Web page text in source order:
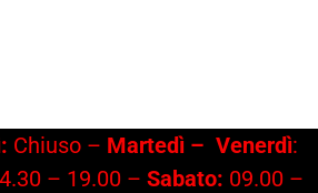
Chiuso – Martedì – Venerdì:
– 19.00 – Sabato: 09.00 –